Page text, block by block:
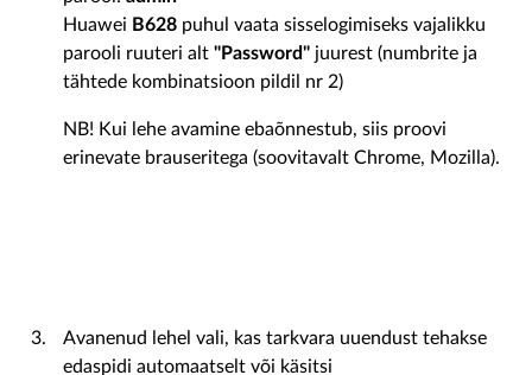
Huawei B628 puhul vaata sisselogimiseks vajalikku
parooli ruuteri alt "Password" juurest (numbrite ja
tähtede kombinatsioon pildil nr 2)
NB! Kui lehe avamine ebaõnnestub, siis proovi
erinevate brauseritega (soovitavalt Chrome, Mozilla).
Avanenud lehel vali, kas tarkvara uuendust tehakse
edaspidi automaatselt või käsitsi